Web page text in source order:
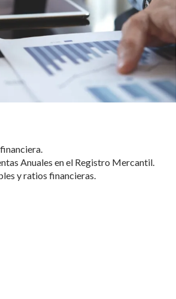
Anuales en el Registro Mercantil.
y ratios financieras.